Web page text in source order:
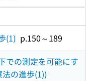
(1) p.150～189
での測定を可能にす
の進歩(1))